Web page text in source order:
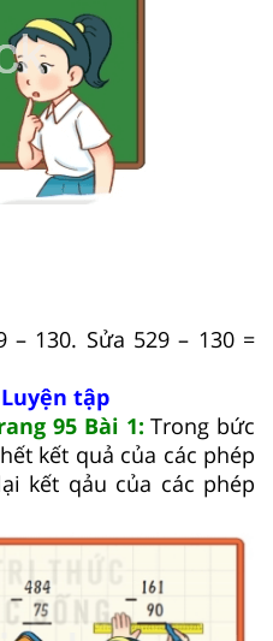
130. Sửa 529 – 130 =
tập
95 Bài 1:Trong bức
kết quả của các phép
kết qảu của các phép